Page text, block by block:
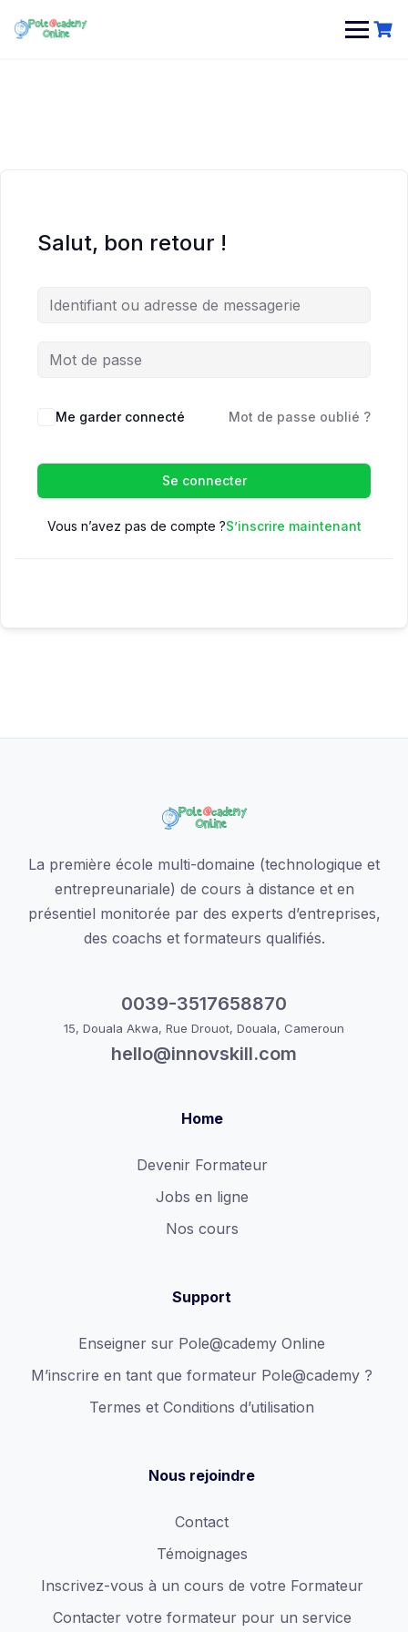
content
Salut, bon retour !
Me garder connecté Mot de passe oublié ?
Se connecter
Vous n’avez pas de compte ?S’inscrire maintenant
La première école multi-domaine (technologique et
entrepreunariale) de cours à distance et en
présentiel monitorée par des experts d’entreprises,
des coachs et formateurs qualifiés.
0039-3517658870
15, Douala Akwa, Rue Drouot, Douala, Cameroun
hello@innovskill.com
Home
Devenir Formateur
Jobs en ligne
Nos cours
Support
Enseigner sur Pole@cademy Online
M’inscrire en tant que formateur Pole@cademy ?
Termes et Conditions d’utilisation
Nous rejoindre
Contact
Témoignages
Inscrivez-vous à un cours de votre Formateur
Contacter votre formateur pour un service